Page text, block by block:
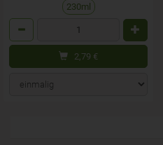
230ml
2,79 €